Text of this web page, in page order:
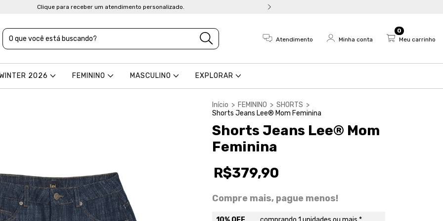
Clique para receber um atendimento personalizado.
Atendimento Minha conta Meu carrinho
0
2026 FEMININO MASCULINO EXPLORAR
Início > FEMININO > SHORTS >
Shorts Jeans Lee® Mom Feminina
Shorts Jeans Lee® Mom
Feminina
R$379,90
Compre mais, pague menos!